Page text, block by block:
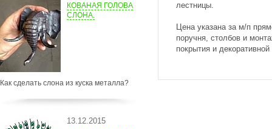
КОВАНАЯ ГОЛОВА
СЛОНА.
Как сделать слона из куска металла?
13.12.2015
лестницы.
Цена указана за м/п
поручня, столбов и
покрытия и